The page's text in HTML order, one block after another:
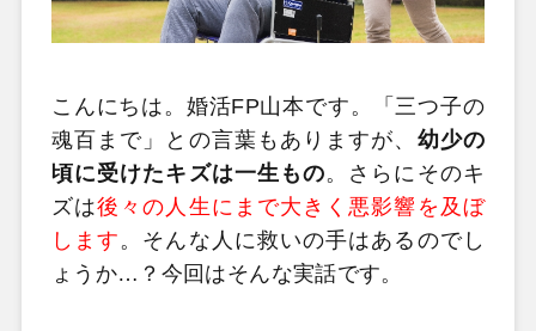
こんにちは。婚活FP山本です。「三つ子の
魂百まで」との言葉もありますが、 幼少の
頃に受けたキズは一生もの。さらにそのキ
ズは後々の人生にまで大きく悪影響を及ぼ
します。そんな人に救いの手はあるのでし
ょうか…？今回はそんな実話です。